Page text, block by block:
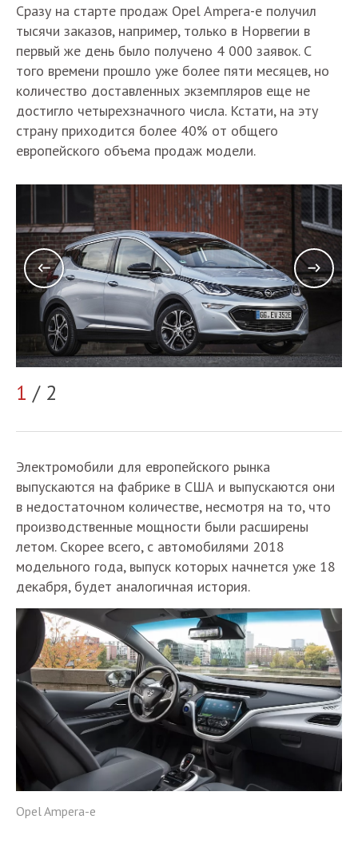
Сразу на старте продаж Opel Ampera-e получил
тысячи заказов, например, только в Норвегии в
первый же день было получено 4 000 заявок. С
того времени прошло уже более пяти месяцев, но
количество доставленных экземпляров еще не
достигло четырехзначного числа. Кстати, на эту
страну приходится более 40% от общего
европейского объема продаж модели.
1 / 2
Электромобили для европейского рынка
выпускаются на фабрике в США и выпускаются они
в недостаточном количестве, несмотря на то, что
производственные мощности были расширены
летом. Скорее всего, с автомобилями 2018
модельного года, выпуск которых начнется уже 18
декабря, будет аналогичная история.
Opel Ampera-e